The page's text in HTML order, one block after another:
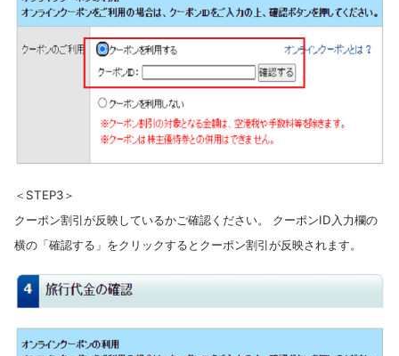
＜STEP3＞
クーポン割引が反映しているかご確認ください。 クーポンID入力欄の
横の「確認する」をクリックするとクーポン割引が反映されます。